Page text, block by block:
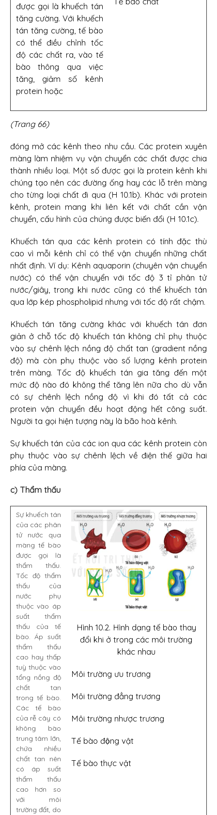
được gọi là khuếch tán
tăng cường. Với khuếch
tán tăng cường, tế bào
có thể điều chỉnh tốc
độ các chất ra, vào tế
bào thông qua việc
tăng, giảm số kênh
protein hoặc
(Trang 66)
đóng mở các kênh theo nhu cầu. Các protein xuyên
màng làm nhiệm vụ vận chuyển các chất được chia
thành nhiều loại. Một số được gọi là protein kênh khi
chúng tạo nên các đường ống hay các lỗ trên màng
cho từng loại chất đi qua (H 10.1b). Khác với protein
kênh, protein mang khi liên kết với chất cần vận
chuyển, cấu hình của chúng được biến đổi (H 10.1c).
Khuếch tán qua các kênh protein có tính đặc thù
cao vì mỗi kênh chỉ có thể vận chuyển những chất
nhất định. Ví dụ: Kênh aquaporin (chuyên vận chuyển
nước) có thể vận chuyển với tốc độ 3 tỉ phân tử
nước/giây, trong khi nước cũng có thể khuếch tán
qua lớp kép phospholipid nhưng với tốc độ rất chậm.
Khuếch tán tăng cường khác với khuếch tán đơn
giản ở chỗ tốc độ khuếch tán không chỉ phụ thuộc
vào sự chênh lệch nồng độ chất tan (gradient nồng
độ) mà còn phụ thuộc vào số lượng kênh protein
trên màng. Tốc độ khuếch tán gia tăng đến một
mức độ nào đó không thể tăng lên nữa cho dù vẫn
có sự chênh lệch nồng độ vì khi đó tất cả các
protein vận chuyển đều hoạt động hết công suất.
Người ta gọi hiện tượng này là bão hoà kênh.
Sự khuếch tán của các ion qua các kênh protein còn
phụ thuộc vào sự chênh lệch về điện thế giữa hai
phía của màng.
c) Thẩm thấu
Sự khuếch tán
của các phân
tử nước qua
màng tế bào
được gọi là
thẩm thấu.
Tốc độ thẩm
thấu của
nước phụ
thuộc vào áp
suất thẩm
thấu của tế
bào. Áp suất
thẩm thấu
cao hay thấp
tuỳ thuộc vào
tổng nồng độ
chất tan
trong tế bào.
Các tế bào
của rễ cây có
không bào
trung tâm lớn,
chứa nhiều
chất tan nên
có áp suất
thẩm thấu
cao hơn so
với môi
trường đất, do
Hình 10.2. Hình dạng tế bào thay
đổi khi ở trong các môi trường
khác nhau
Môi trường ưu trương
Môi trường đẳng trương
Môi trường nhược trương
Tế bào động vật
Tế bào thực vật